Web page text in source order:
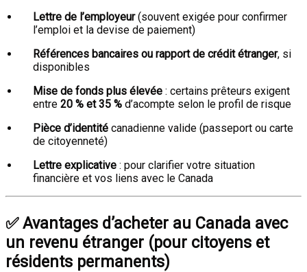
Lettre de l’employeur(souvent exigée pour confirmer
l’emploi et la devise de paiement)
Références bancaires ou rapport de crédit étranger, si
disponibles
Mise de fonds plus élevée : certains prêteurs exigent
entre 20 % et 35 % d’acompte selon le profil de risque
Pièce d’identité canadienne valide (passeport ou carte
de citoyenneté)
Lettre explicative : pour clarifier votre situation
financière et vos liens avec le Canada
✅Avantages d’acheter au Canada avec
un revenu étranger (pour citoyens et
résidents permanents)